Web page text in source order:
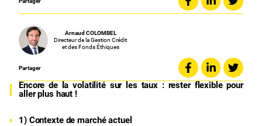
Arnaud COLOMBEL
Directeur de la Gestion Crédit
et des Fonds Éthiques
Partager
Encore de la volatilité sur les taux : rester flexible pour
aller plus haut !
1) Contexte de marché actuel